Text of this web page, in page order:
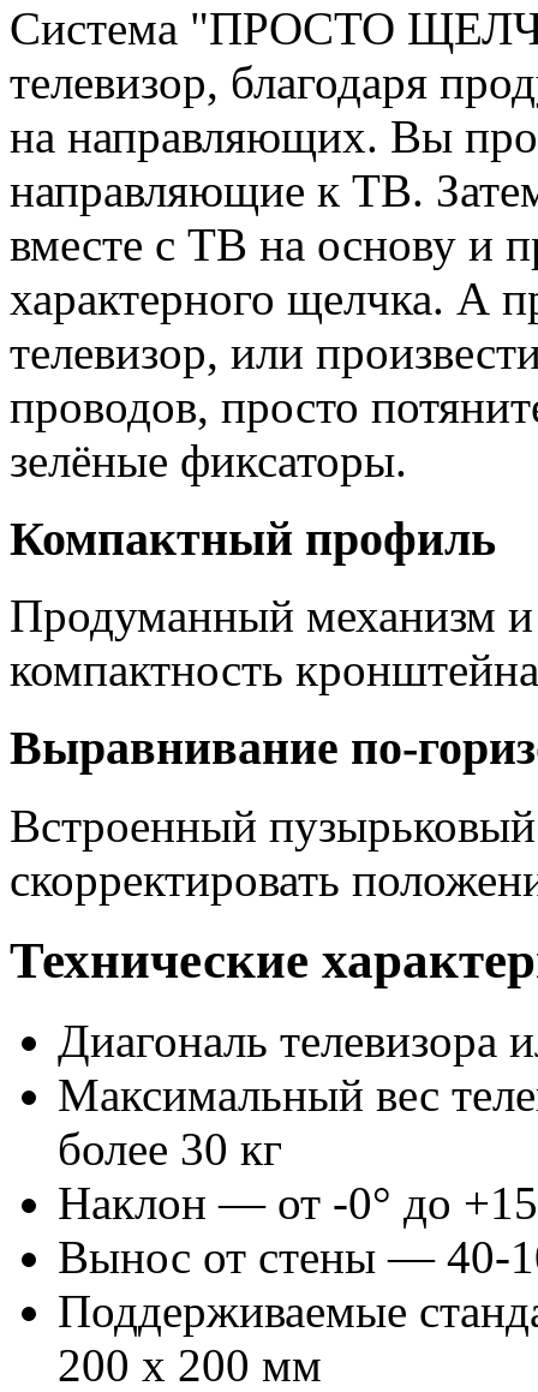
Система "ПРОСТО
телевизор, благодаря
на направляющих. Вы
направляющие к ТВ.
вместе с ТВ на основу и
характерного щелчка. А
телевизор, или
проводов, просто
зелёные фиксаторы.
Компактный профиль
Продуманный механизм
компактность
Выравнивание по-
Встроенный пузырьковый
скорректировать
Технические
Диагональ
Максимальный вес
более 30 кг
Наклон — от -0° до
Вынос от стены — 40-
Поддерживаемые
200 х 200 мм